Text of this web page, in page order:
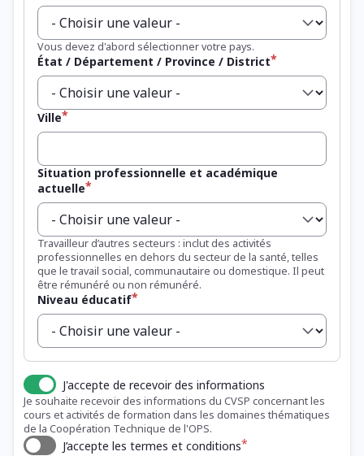
Vous devez d'abord sélectionner votre pays.
État / Département / Province / District
Ville
Situation professionnelle et académique
actuelle
Travailleur d’autres secteurs : inclut des activités
professionnelles en dehors du secteur de la santé, telles
que le travail social, communautaire ou domestique. Il peut
être rémunéré ou non rémunéré.
Niveau éducatif
J'accepte de recevoir des informations
Je souhaite recevoir des informations du CVSP concernant les
cours et activités de formation dans les domaines thématiques
de la Coopération Technique de l'OPS.
J’accepte les termes et conditions